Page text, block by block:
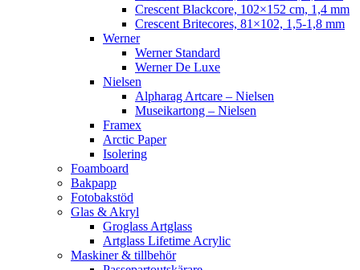
Crescent Blackcore, 102×152 cm, 1,4 mm
Crescent Britecores, 81×102, 1,5-1,8 mm
Werner
Werner Standard
Werner De Luxe
Nielsen
Alpharag Artcare – Nielsen
Museikartong – Nielsen
Framex
Arctic Paper
Isolering
Foamboard
Bakpapp
Fotobakstöd
Glas & Akryl
Groglass Artglass
Artglass Lifetime Acrylic
Maskiner & tillbehör